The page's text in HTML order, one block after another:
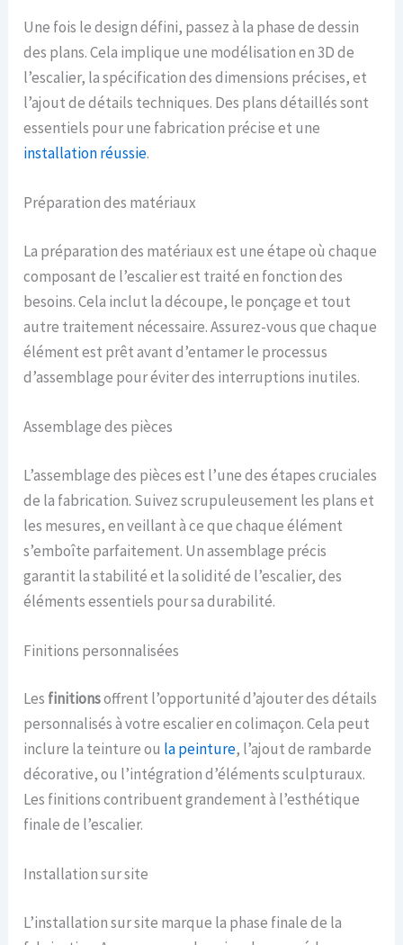
Une fois le design défini, passez à la phase de dessin
des plans. Cela implique une modélisation en 3D de
l’escalier, la spécification des dimensions précises, et
l’ajout de détails techniques. Des plans détaillés sont
essentiels pour une fabrication précise et une
installation réussie.
Préparation des matériaux
La préparation des matériaux est une étape où chaque
composant de l’escalier est traité en fonction des
besoins. Cela inclut la découpe, le ponçage et tout
autre traitement nécessaire. Assurez-vous que chaque
élément est prêt avant d’entamer le processus
d’assemblage pour éviter des interruptions inutiles.
Assemblage des pièces
L’assemblage des pièces est l’une des étapes cruciales
de la fabrication. Suivez scrupuleusement les plans et
les mesures, en veillant à ce que chaque élément
s’emboîte parfaitement. Un assemblage précis
garantit la stabilité et la solidité de l’escalier, des
éléments essentiels pour sa durabilité.
Finitions personnalisées
Les finitionsoffrent l’opportunité d’ajouter des détails
personnalisés à votre escalier en colimaçon. Cela peut
inclure la teinture ou la peinture, l’ajout de rambarde
décorative, ou l’intégration d’éléments sculpturaux.
Les finitions contribuent grandement à l’esthétique
finale de l’escalier.
Installation sur site
L’installation sur site marque la phase finale de la